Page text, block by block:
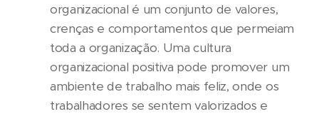
organizacional é um conjunto de valores,
crenças e comportamentos que permeiam
toda a organização. Uma cultura
organizacional positiva pode promover um
ambiente de trabalho mais feliz, onde os
trabalhadores se sentem valorizados e